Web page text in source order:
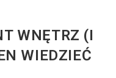
WNĘTRZ (I
WIEDZIEĆ